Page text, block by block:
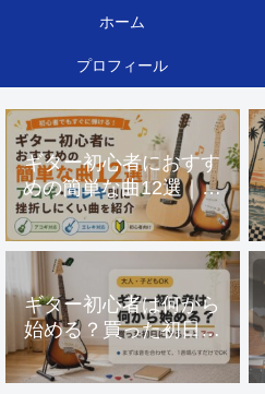
ホーム
プロフィール
ギター初心者におすす
めの簡単な曲12選｜ア
コギ・エレキ別に挫折
しにくい曲を紹介
ギター初心者は何から
始める？買った初日に
やること7つ【大人・子
どもOK】